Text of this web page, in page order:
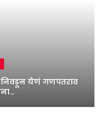
निवडून येणं गणपतराव